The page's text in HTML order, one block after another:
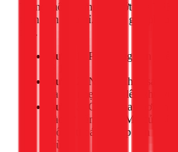
Trong môi trường ẩm ướt của
triển trên sofa nỉ. Cồn là giải pháp
này.
Bước 1:
Pha loãng cồn y tế
Bước 2:
Nhúng khăn sạch
và lau nhẹ nhàng lên khu
Bước 3:
Cồn sẽ bay hơi
bào tử nấm mốc. Mở cửa sổ
thông thoáng, giúp cồn bay
mùi.